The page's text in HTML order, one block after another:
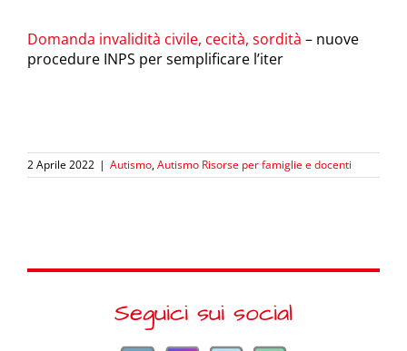
Domanda invalidità civile, cecità, sordità – nuove
procedure INPS per semplificare l’iter
2 Aprile 2022 | Autismo,Autismo Risorse per famiglie e docenti
Seguici sui social